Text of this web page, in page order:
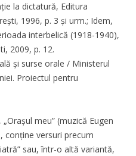
la dictatură, Editura
1996, p. 3 și urm.; Idem,
interbelică (1918-1940),
2009, p. 12.
și surse orale / Ministerul
Proiectul pentru
meu” (muzică Eugen
conține versuri precum
sau, într-o altă variantă,